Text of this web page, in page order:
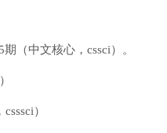
（中文核心，cssci）。
）